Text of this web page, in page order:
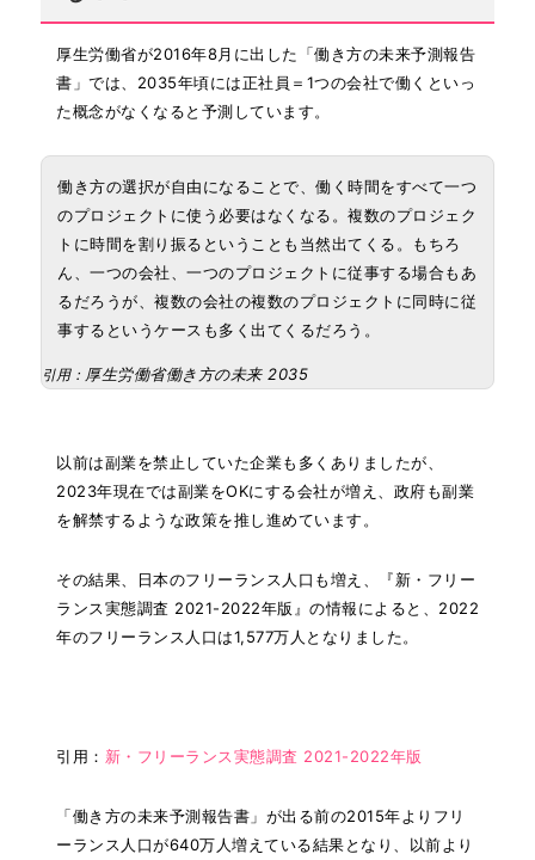
厚生労働省が2016年8月に出した「働き方の未来予測報告
書」では、2035年頃には正社員＝1つの会社で働くといっ
た概念がなくなると予測しています。
働き方の選択が自由になることで、働く時間をすべて一つ
のプロジェクトに使う必要はなくなる。複数のプロジェク
トに時間を割り振るということも当然出てくる。もちろ
ん、一つの会社、一つのプロジェクトに従事する場合もあ
るだろうが、複数の会社の複数のプロジェクトに同時に従
事するというケースも多く出てくるだろう。
引用： 厚生労働省働き方の未来 2035
以前は副業を禁止していた企業も多くありましたが、
2023年現在では副業をOKにする会社が増え、政府も副業
を解禁するような政策を推し進めています。
その結果、日本のフリーランス人口も増え、『新・フリー
ランス実態調査 2021-2022年版』の情報によると、2022
年のフリーランス人口は1,577万人となりました。
引用： 新・フリーランス実態調査 2021-2022年版
「働き方の未来予測報告書」が出る前の2015年よりフリ
ーランス人口が640万人増えている結果となり、以前より